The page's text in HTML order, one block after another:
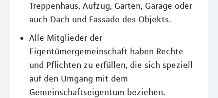
Treppenhaus, Aufzug, Garten, Garage oder
auch Dach und Fassade des Objekts.
Alle Mitglieder der
Eigentümergemeinschaft haben Rechte
und Pflichten zu erfüllen, die sich speziell
auf den Umgang mit dem
Gemeinschaftseigentum beziehen.